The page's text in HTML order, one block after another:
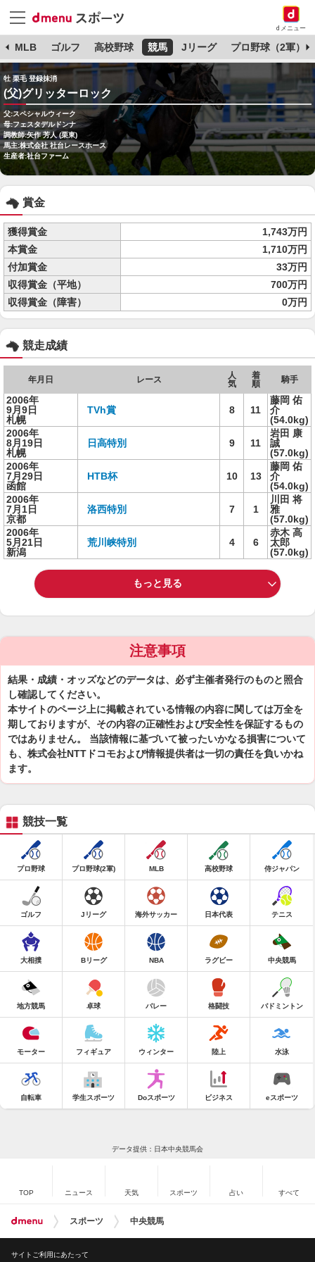
dメニュー
MLB ゴルフ 高校野球 競馬 Jリーグ プロ野球（2軍）
牡 栗毛 登録抹消
(父)グリッターロック
父:スペシャルウィーク
母:フェスタデルドンナ
調教師:矢作 芳人 (栗東)
馬主:株式会社 社台レースホース
生産者:社台ファーム
賞金
獲得賞金
1,743万円
本賞金
1,710万円
付加賞金
33万円
収得賞金（平地）
700万円
収得賞金（障害）
0万円
競走成績
年月日 レース
人
気
着
順
騎手
2006年
9月9日
札幌
TVh賞 8 11
藤岡 佑
介
(54.0kg)
2006年
8月19日
札幌
日高特別 9 11
岩田 康
誠
(57.0kg)
2006年
7月29日
函館
HTB杯 10 13
藤岡 佑
介
(54.0kg)
2006年
7月1日
京都
洛西特別 7 1
川田 将
雅
(57.0kg)
2006年
5月21日
新潟
荒川峡特別 4 6
赤木 高
太郎
(57.0kg)
もっと見る
注意事項
結果・成績・オッズなどのデータは、必ず主催者発行のものと照合
し確認してください。
本サイトのページ上に掲載されている情報の内容に関しては万全を
期しておりますが、その内容の正確性および安全性を保証するもの
ではありません。 当該情報に基づいて被ったいかなる損害について
も、株式会社NTTドコモおよび情報提供者は一切の責任を負いかね
ます。
競技一覧
プロ野球 プロ野球(2軍) MLB 高校野球 侍ジャパン
ゴルフ Jリーグ 海外サッカー 日本代表 テニス
大相撲 Bリーグ NBA ラグビー 中央競馬
地方競馬 卓球 バレー 格闘技 バドミントン
モーター フィギュア ウィンター 陸上 水泳
自転車 学生スポーツ Doスポーツ ビジネス eスポーツ
データ提供：日本中央競馬会
TOP ニュース 天気 スポーツ 占い すべて
スポーツ 中央競馬
サイトご利用にあたって